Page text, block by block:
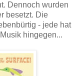
Dennoch wurden
besetzt. Die
- jede hat
hingegen...